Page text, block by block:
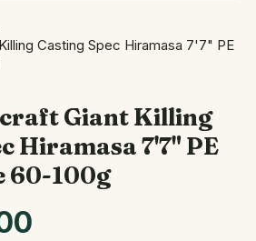
Casting Spec Hiramasa 7'7" PE
Giant Killing
Hiramasa 7'7" PE
60-100g